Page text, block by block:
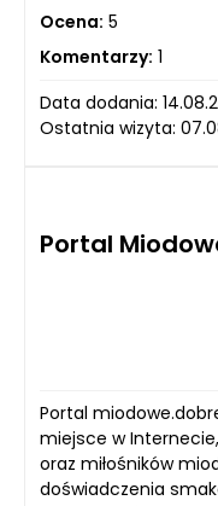
Ocena: 5
Komentarzy: 1
Data dodania:
Ostatnia wizyta:
Portal
Portal
miejsce w
oraz miłośników
doświadczenia